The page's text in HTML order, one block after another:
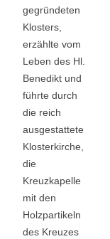
gegründeten
Klosters,
erzählte vom
Leben des Hl.
Benedikt und
führte durch
die reich
ausgestattete
Klosterkirche,
die
Kreuzkapelle
mit den
Holzpartikeln
des Kreuzes